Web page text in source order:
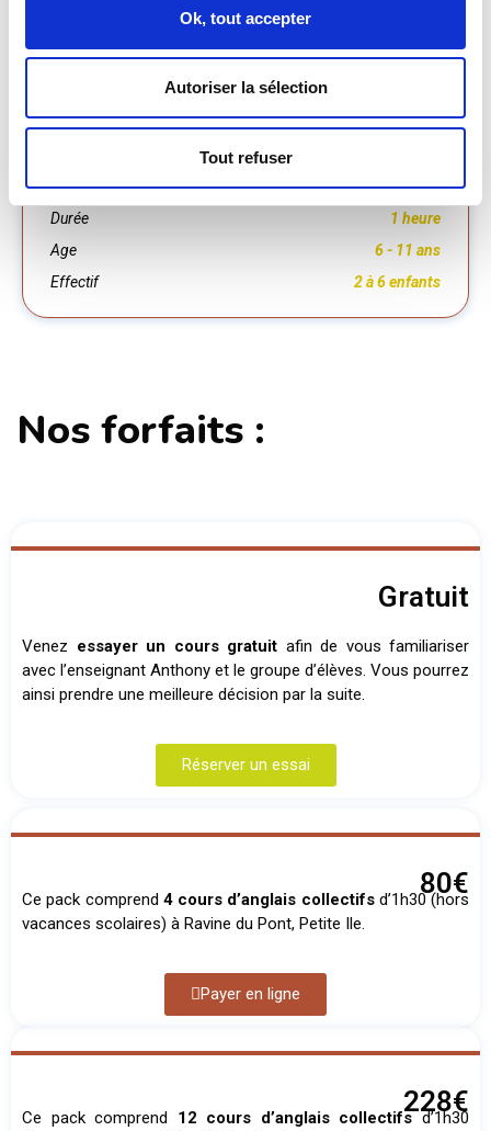
Ok, tout accepter
Autoriser la sélection
Tout refuser
Tous les mercredis
Durée
Age
Effectif
1 heure
6 - 11 ans
2 à 6 enfants
Nos forfaits :
Gratuit
Venez essayer un cours gratuit afin de vous familiariser
avec l’enseignant Anthony et le groupe d’élèves. Vous pourrez
ainsi prendre une meilleure décision par la suite.
Réserver un essai
80€
Ce pack comprend 4 cours d’anglais collectifsd’1h30 (hors
vacances scolaires) à Ravine du Pont, Petite Ile.
Payer en ligne
228€
Ce pack comprend 12 cours d’anglais collectifs d’1h30